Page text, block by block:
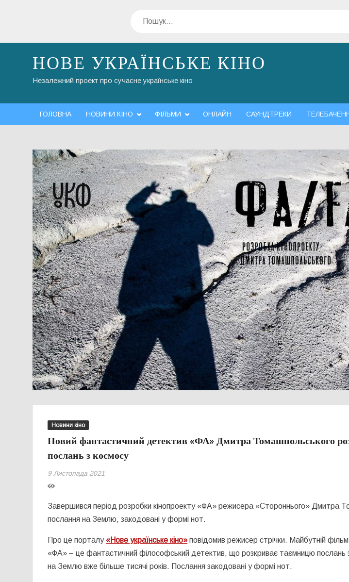
Пошук
НОВЕ УКРАЇНСЬКЕ КІНО
Незалежний проект про сучасне українське кіно
ГОЛОВНА НОВИНИ КІНО ФІЛЬМИ ОНЛАЙН САУНДТРЕКИ
Новини кіно
Новий фантастичний детектив «ФА» Дмитра Томашпольського
послань з космосу
9 Листопада 2021
Завершився період розробки кінопроекту «ФА» режисера «Стороннього» Дмитра
послання на Землю, закодовані у формі нот.
Про це порталу «Нове українське кіно»повідомив режисер стрічки. Майбутній
«ФА» – це фантастичний філософський детектив, що розкриває таємницю послань
на Землю вже більше тисячі років. Послання закодовані у формі нот.